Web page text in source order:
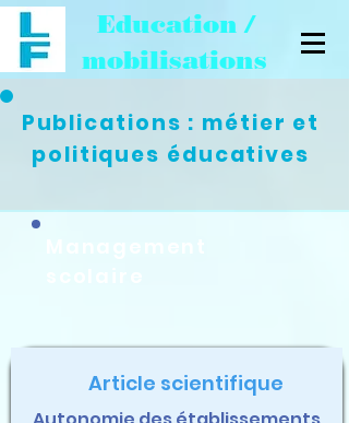
Education /
mobilisations
Publications : métier et
politiques éducatives
Article scientifique